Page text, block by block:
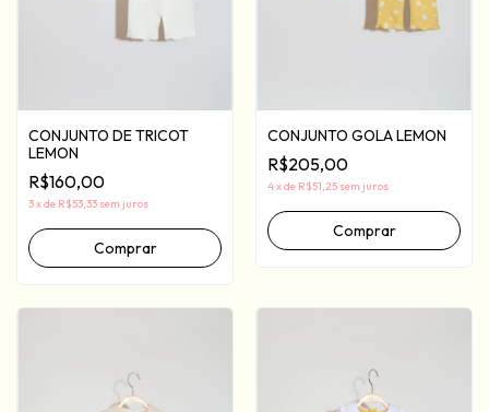
CONJUNTO DE TRICOT
LEMON
R$160,00
3xde R$53,33 sem juros
Comprar
CONJUNTO GOLA LEMON
R$205,00
4xde R$51,25 sem juros
Comprar